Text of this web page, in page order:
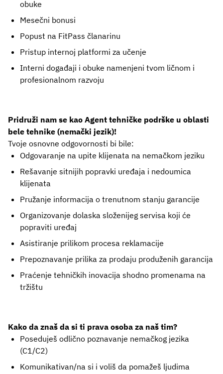
obuke
Mesečni bonusi
Popust na FitPass članarinu
Pristup internoj platformi za učenje
Interni događaji i obuke namenjeni tvom ličnom i
profesionalnom razvoju
Pridruži nam se kao Agent tehničke podrške u oblasti
bele tehnike (nemački jezik)!
Tvoje osnovne odgovornosti bi bile:
Odgovaranje na upite klijenata na nemačkom jeziku
Rešavanje sitnijih popravki uređaja i nedoumica
klijenata
Pružanje informacija o trenutnom stanju garancije
Organizovanje dolaska složenijeg servisa koji će
popraviti uređaj
Asistiranje prilikom procesa reklamacije
Prepoznavanje prilika za prodaju produženih garancija
Praćenje tehničkih inovacija shodno promenama na
tržištu
Kako da znaš da si ti prava osoba za naš tim?
Poseduješ odlično poznavanje nemačkog jezika
(C1/C2)
Komunikativan/na si i voliš da pomažeš ljudima